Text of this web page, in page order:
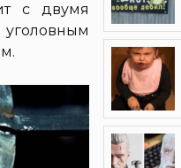
с двумя
уголовным